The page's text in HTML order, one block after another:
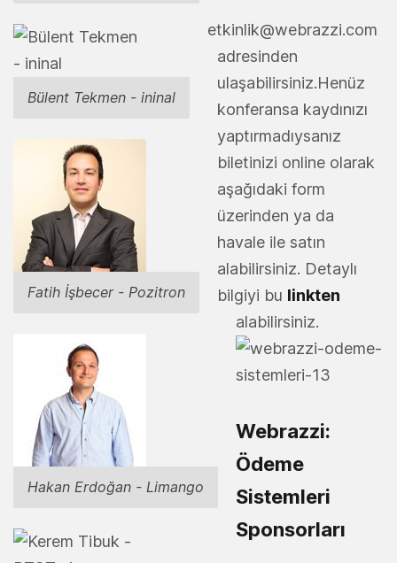
Bülent Tekmen - ininal
Fatih İşbecer - Pozitron
Hakan Erdoğan - Limango
etkinlik@webrazzi.com
adresinden
ulaşabilirsiniz.Henüz
konferansa kaydınızı
yaptırmadıysanız
biletinizi online olarak
aşağıdaki form
üzerinden ya da
havale ile satın
alabilirsiniz. Detaylı
bilgiyi bu linkten
alabilirsiniz.
Webrazzi:
Ödeme
Sistemleri
Sponsorları